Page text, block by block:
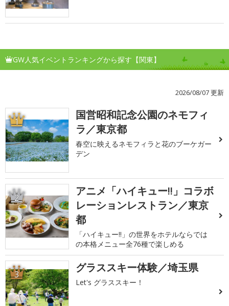
GW人気イベントランキングから探す【関東】
2026/08/07 更新
1
国営昭和記念公園のネモフィ
ラ／東京都
春空に映えるネモフィラと花のブーケガー
デン
2
アニメ「ハイキュー!!」コラボ
レーションレストラン／東京
都
「ハイキュー!!」の世界をホテルならでは
の本格メニュー全76種で楽しめる
3 グラススキー体験／埼玉県
Let's グラススキー！